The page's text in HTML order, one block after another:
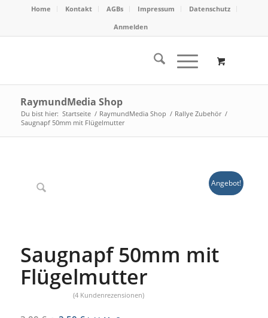
Home Kontakt AGBs Impressum
Datenschutz
Anmelden
RaymundMedia Shop
Du bist hier: Startseite / RaymundMedia Shop / Rallye Zubehör /
Saugnapf 50mm mit Flügelmutter
Angebot!
Saugnapf 50mm mit
Flügelmutter
(4Kundenrezensionen)